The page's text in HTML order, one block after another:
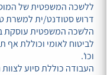
ללשכה המשפטית של
דרוש סטודנט/ית למשרת
הלשכה המשפטית עוסקת
לביטוח לאומי וכוללת אף
וכו'.
העבודה כוללת סיוע